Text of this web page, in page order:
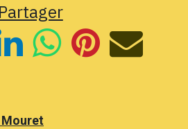
Partager
Mouret